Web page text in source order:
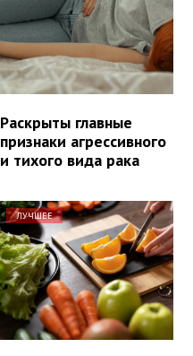
Раскрыты главные
признаки агрессивного
и тихого вида рака
ЛУЧШЕЕ